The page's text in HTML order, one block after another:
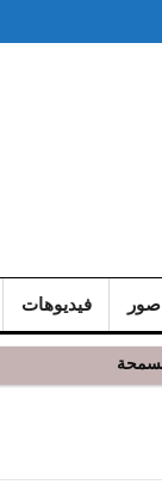
صور فيديوهات